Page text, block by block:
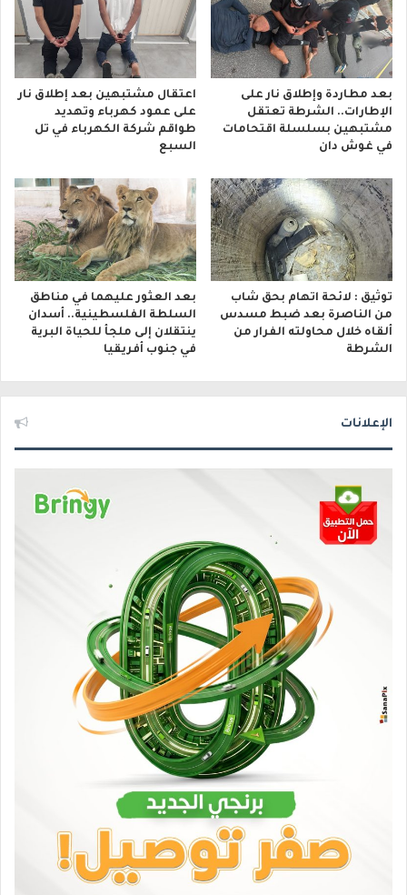
بعد مطاردة وإطلاق نار على
الإطارات.. الشرطة تعتقل
مشتبهين بسلسلة اقتحامات
في غوش دان
اعتقال مشتبهين بعد إطلاق نار
على عمود كهرباء وتهديد
طواقم شركة الكهرباء في تل
السبع
توثيق : لائحة اتهام بحق شاب
من الناصرة بعد ضبط مسدس
ألقاه خلال محاولته الفرار من
الشرطة
بعد العثور عليهما في مناطق
السلطة الفلسطينية.. أسدان
ينتقلان إلى ملجأ للحياة البرية
في جنوب أفريقيا
الإعلانات